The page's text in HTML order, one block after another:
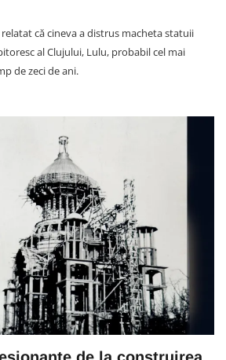
că cineva a distrus macheta statuii
al Clujului, Lulu, probabil cel mai
de zeci de ani.